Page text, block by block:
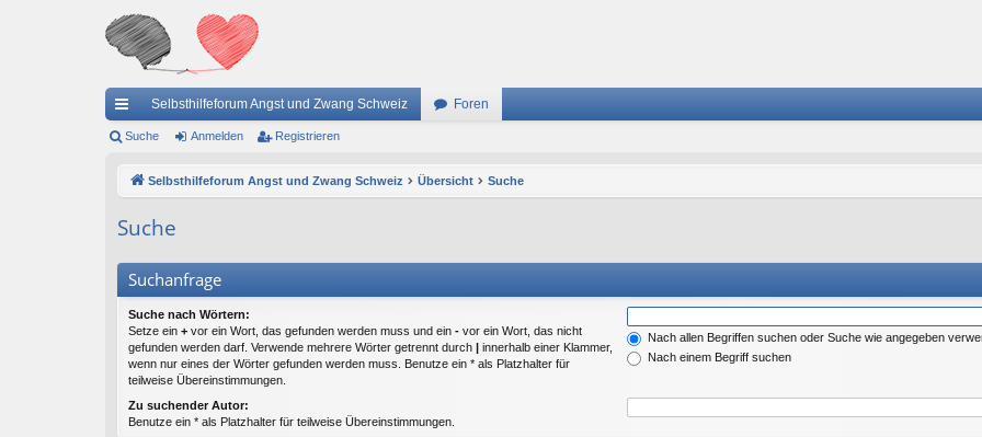
ch
ug
riff
Selbsthilfeforum Angst und Zwang Schweiz Foren
Suche Anmelden Registrieren
Selbsthilfeforum Angst und Zwang Schweiz Übersicht Suche
Suche
Suchanfrage
Suche nach Wörtern:
Setze ein + vor ein Wort, das gefunden werden muss und ein - vor ein Wort, das nicht
gefunden werden darf. Verwende mehrere Wörter getrennt durch | innerhalb einer Klammer,
wenn nur eines der Wörter gefunden werden muss. Benutze ein * als Platzhalter für
teilweise Übereinstimmungen.
Nach allen Begriffen suchen oder Suche wie angegeben
Nach einem Begriff suchen
Zu suchender Autor:
Benutze ein * als Platzhalter für teilweise Übereinstimmungen.